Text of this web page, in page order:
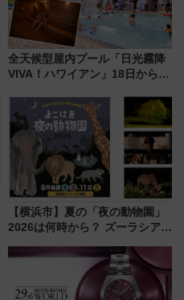
全天候型屋内プール「日光霧降
VIVA！ハワイアン」18日から営
ァミリーから大人まで幅広い世
代が一日中楽しる夏のリゾート
を楽しんで
【横浜市】夏の「夜の動物園」
2026は何時から？ ズーラシア・
見どころ、限定イベントを徹底